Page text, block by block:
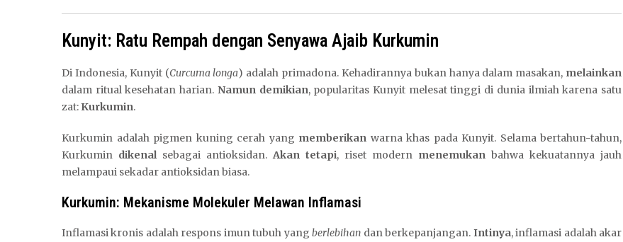
Kunyit: Ratu Rempah dengan Senyawa Ajaib Kurkumin
Di Indonesia, Kunyit (Curcuma longa) adalah primadona. Kehadirannya bukan hanya dalam masakan, melainkan
dalam ritual kesehatan harian. Namun demikian, popularitas Kunyit melesat tinggi di dunia ilmiah karena satu
zat: Kurkumin.
Kurkumin adalah pigmen kuning cerah yang memberikan warna khas pada Kunyit. Selama bertahun-tahun,
Kurkumin dikenalsebagai antioksidan.Akan tetapi, riset modern menemukan bahwa kekuatannya jauh
melampaui sekadar antioksidan biasa.
Kurkumin: Mekanisme Molekuler Melawan Inflamasi
Inflamasi kronis adalah respons imun tubuh yangberlebihan dan berkepanjangan. Intinya, inflamasi adalah akar